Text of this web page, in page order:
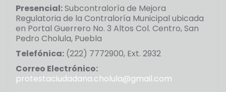
Presencial:Subcontraloría de Mejora
Regulatoria de la Contraloría Municipal ubicada
en Portal Guerrero No. 3 Altos Col. Centro, San
Pedro Cholula, Puebla
Telefónica: (222) 7772900, Ext. 2932
Correo Electrónico:
protestaciudadana.cholula@gmail.com